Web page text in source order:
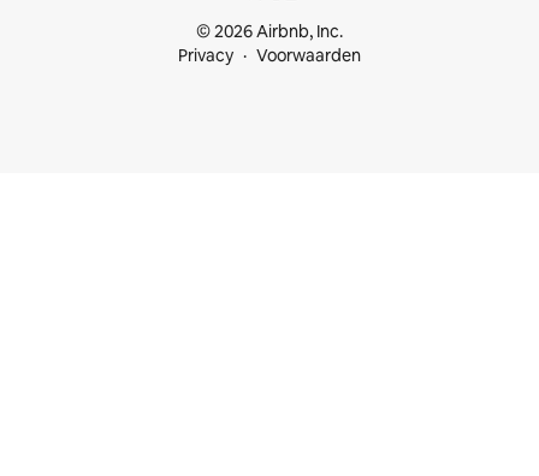
© 2026 Airbnb, Inc.
Privacy
Voorwaarden